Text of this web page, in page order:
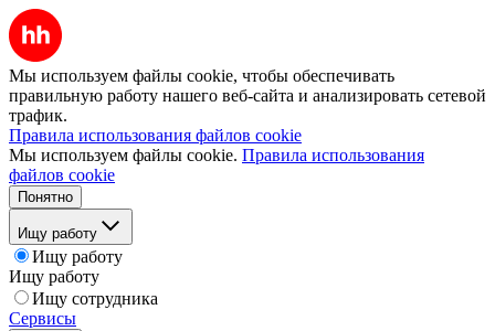
Мы используем файлы cookie, чтобы обеспечивать
правильную работу нашего веб-сайта и анализировать сетевой
трафик.
Правила использования файлов cookie
Мы используем файлы cookie. Правила использования
файлов cookie
Понятно
Ищу работу
Ищу работу
Ищу работу
Ищу сотрудника
Сервисы